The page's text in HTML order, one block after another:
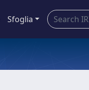
Sfoglia